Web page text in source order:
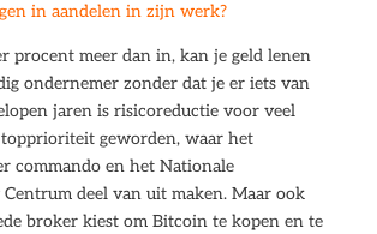
in aandelen in zijn werk?
procent meer dan in, kan je geld lenen
ondernemer zonder dat je er iets van
jaren is risicoreductie voor veel
topprioriteit geworden, waar het
commando en het Nationale
deel van uit maken. Maar ook
broker kiest om Bitcoin te kopen en te